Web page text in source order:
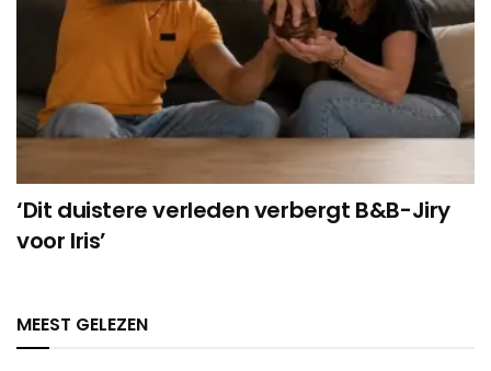
‘Dit duistere verleden verbergt B&B-Jiry
voor Iris’
MEEST GELEZEN